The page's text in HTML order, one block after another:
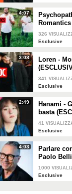
4:07
326
Esclusive
3:08
Loren -
341
Esclusive
2:49
Hanami -
basta
41
Esclusive
4:03
Parlare
Paolo Belli
1000
Esclusive